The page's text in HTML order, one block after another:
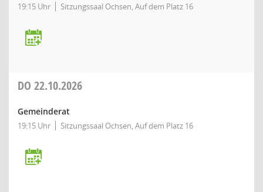
19:15 Uhr Sitzungssaal Ochsen, Auf dem Platz 16
DO 22.10.2026
Gemeinderat
19:15 Uhr Sitzungssaal Ochsen, Auf dem Platz 16